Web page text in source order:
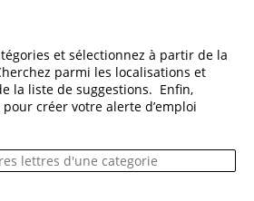
et sélectionnez à partir de la
parmi les localisations et
la liste de suggestions. Enfin,
créer votre alerte d’emploi